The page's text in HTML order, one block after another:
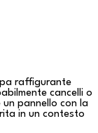
raffigurante
cancelli o
pannello con la
in un contesto